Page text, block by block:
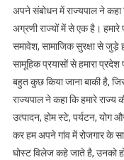
अपने संबोधन में राज्यपाल ने
अग्रणी राज्यों में से एक है। हमारे
समावेश, सामाजिक सुरक्षा से
सामूहिक प्रयासों से हमारा
बहुत कुछ किया जाना बाकी है,
राज्यपाल ने कहा कि हमारे राज्य
उत्पादन, होम स्टे, पर्यटन, योग
कर हम अपने गांव में रोजगार के
घोस्ट विलेज कहे जाते है, उनको